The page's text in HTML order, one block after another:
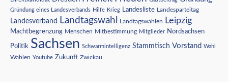
Gründung eines Landesverbands Hilfe Krieg Landesliste Landesparteitag
Landesverband Landtagswahl Landtagswahlen Leipzig
Machtbegrenzung Menschen Mitbestimmung Mitglieder Nordsachsen
Politik Sachsen Schwarmintelligenz Stammtisch Vorstand Wahl
Wahlen Youtube Zukunft Zwickau